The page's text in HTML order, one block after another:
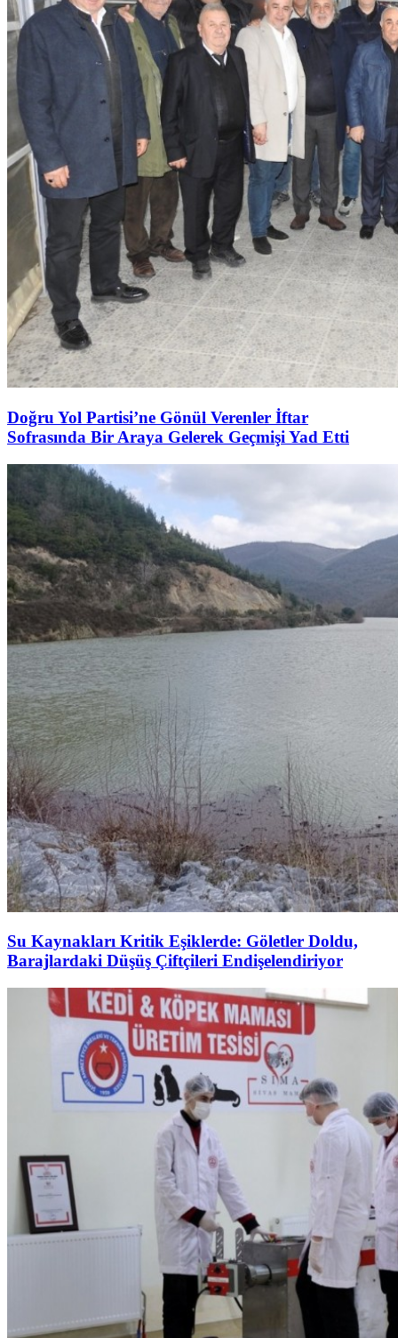
Doğru Yol Partisi’ne Gönül Verenler İftar
Sofrasında Bir Araya Gelerek Geçmişi Yad Etti
Su Kaynakları Kritik Eşiklerde: Göletler Doldu,
Barajlardaki Düşüş Çiftçileri Endişelendiriyor